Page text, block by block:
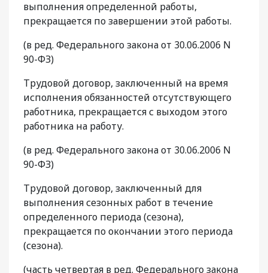
выполнения определенной работы,
прекращается по завершении этой работы.
(в ред. Федерального закона от 30.06.2006 N
90-ФЗ)
Трудовой договор, заключенный на время
исполнения обязанностей отсутствующего
работника, прекращается с выходом этого
работника на работу.
(в ред. Федерального закона от 30.06.2006 N
90-ФЗ)
Трудовой договор, заключенный для
выполнения сезонных работ в течение
определенного периода (сезона),
прекращается по окончании этого периода
(сезона).
(часть четвертая в ред. Федерального закона